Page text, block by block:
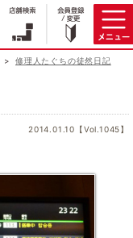
修理人たぐちの徒然日記
2014.01.10【Vol.1045】